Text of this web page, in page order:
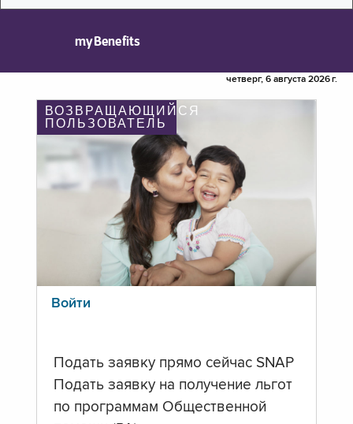
myBenefits
четверг, 6 августа 2026 г.
ВОЗВРАЩАЮЩИЙСЯ
ПОЛЬЗОВАТЕЛЬ
Войти
Подать заявку прямо сейчас SNAP
Подать заявку на получение льгот
по программам Общественной